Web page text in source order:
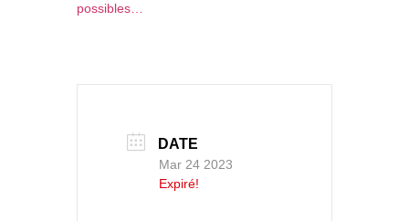
possibles…
DATE
Mar 24 2023
Expiré!